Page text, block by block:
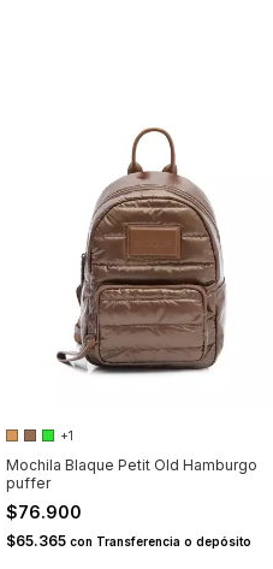
+1
Mochila Blaque Petit Old Hamburgo
puffer
$76.900
$65.365 con Transferencia o depósito